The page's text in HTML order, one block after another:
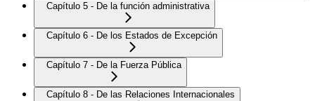
Capítulo 5 - De la función administrativa
Capítulo 6 - De los Estados de Excepción
Capítulo 7 - De la Fuerza Pública
Capítulo 8 - De las Relaciones Internacionales